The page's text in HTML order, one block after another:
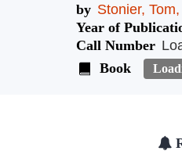
by Stonier,
Year of
Call Number
Book